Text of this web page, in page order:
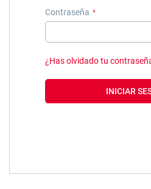
Contraseña
¿Has olvidado tu
INICIAR